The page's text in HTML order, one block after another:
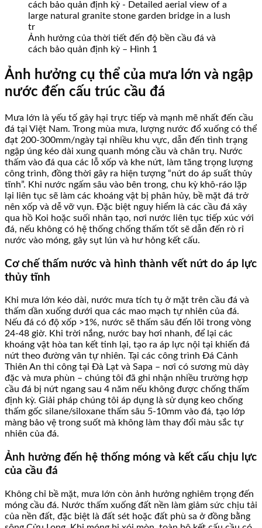
Ảnh hưởng của thời tiết đến độ bền cầu đá và
cách bảo quản định kỳ – Hình 1
Ảnh hưởng cụ thể của mưa lớn và ngập
nước đến cấu trúc cầu đá
Mưa lớn là yếu tố gây hại trực tiếp và mạnh mẽ nhất đến cầu
đá tại Việt Nam. Trong mùa mưa, lượng nước đổ xuống có thể
đạt 200-300mm/ngày tại nhiều khu vực, dẫn đến tình trạng
ngập úng kéo dài xung quanh móng cầu và chân trụ. Nước
thấm vào đá qua các lỗ xốp và khe nứt, làm tăng trọng lượng
công trình, đồng thời gây ra hiện tượng “nứt do áp suất thủy
tĩnh”. Khi nước ngấm sâu vào bên trong, chu kỳ khô-ráo lặp
lại liên tục sẽ làm các khoáng vật bị phân hủy, bề mặt đá trở
nên xốp và dễ vỡ vụn. Đặc biệt nguy hiểm là các cầu đá xây
qua hồ Koi hoặc suối nhân tạo, nơi nước liên tục tiếp xúc với
đá, nếu không có hệ thống chống thấm tốt sẽ dẫn đến rò rỉ
nước vào móng, gây sụt lún và hư hỏng kết cấu.
Cơ chế thấm nước và hình thành vết nứt do áp lực
thủy tĩnh
Khi mưa lớn kéo dài, nước mưa tích tụ ở mặt trên cầu đá và
thấm dần xuống dưới qua các mao mạch tự nhiên của đá.
Nếu đá có độ xốp >1%, nước sẽ thấm sâu đến lõi trong vòng
24-48 giờ. Khi trời nắng, nước bay hơi nhanh, để lại các
khoáng vật hòa tan kết tinh lại, tạo ra áp lực nội tại khiến đá
nứt theo đường vân tự nhiên. Tại các công trình Đá Cảnh
Thiên An thi công tại Đà Lạt và Sapa – nơi có sương mù dày
đặc và mưa phùn – chúng tôi đã ghi nhận nhiều trường hợp
cầu đá bị nứt ngang sau 4 năm nếu không được chống thấm
định kỳ. Giải pháp chúng tôi áp dụng là sử dụng keo chống
thấm gốc silane/siloxane thấm sâu 5-10mm vào đá, tạo lớp
màng bảo vệ trong suốt mà không làm thay đổi màu sắc tự
nhiên của đá.
Ảnh hưởng đến hệ thống móng và kết cấu chịu lực
của cầu đá
Không chỉ bề mặt, mưa lớn còn ảnh hưởng nghiêm trọng đến
móng cầu đá. Nước thấm xuống đất nền làm giảm sức chịu tải
của nền đất, đặc biệt là đất sét hoặc đất phù sa ở đồng bằng